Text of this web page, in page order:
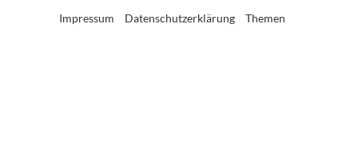
Impressum Datenschutzerklärung Themen